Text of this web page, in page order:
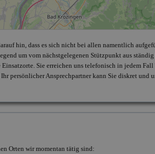
hin, dass es sich nicht bei allen namentlich
um vom nächstgelegenen Stützpunkt aus
Sie erreichen uns telefonisch in jedem
persönlicher Ansprechpartner kann Sie diskret und
Orten wir momentan tätig sind: